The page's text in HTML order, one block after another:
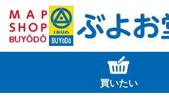
買いたい